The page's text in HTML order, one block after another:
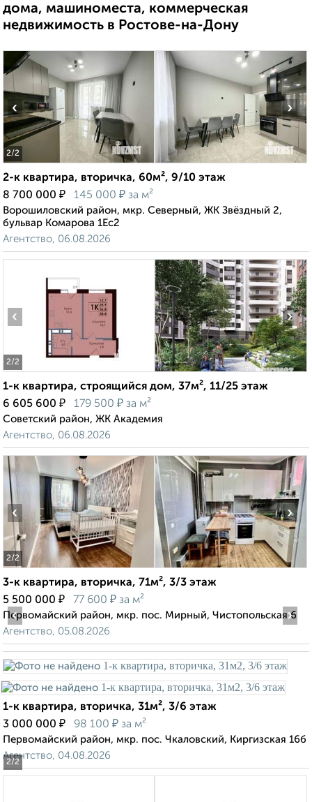
дома, машиноместа, коммерческая
недвижимость в Ростове-на-Дону
2/2
‹ ›
2-к квартира, вторичка, 60м², 9/10 этаж
8 700 000 ₽ 145 000 ₽ за м²
Ворошиловский район, мкр. Северный, ЖК Звёздный 2,
бульвар Комарова 1Ес2
Агентство, 06.08.2026
2/2
‹ ›
1-к квартира, строящийся дом, 37м², 11/25 этаж
6 605 600 ₽ 179 500 ₽ за м²
Советский район, ЖК Академия
Агентство, 06.08.2026
2/2
‹ ›
3-к квартира, вторичка, 71м², 3/3 этаж
5 500 000 ₽ 77 600 ₽ за м²
Первомайский район, мкр. пос. Мирный, Чистопольская 6
Агентство, 05.08.2026
2/2
‹ ›
1-к квартира, вторичка, 31м², 3/6 этаж
3 000 000 ₽ 98 100 ₽ за м²
Первомайский район, мкр. пос. Чкаловский, Киргизская 16б
Агентство, 04.08.2026